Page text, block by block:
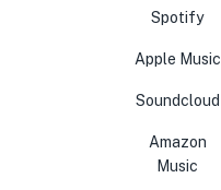
Spotify
Apple Music
Soundcloud
Amazon
Music